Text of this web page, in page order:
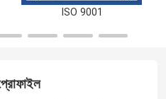
ISO 9001